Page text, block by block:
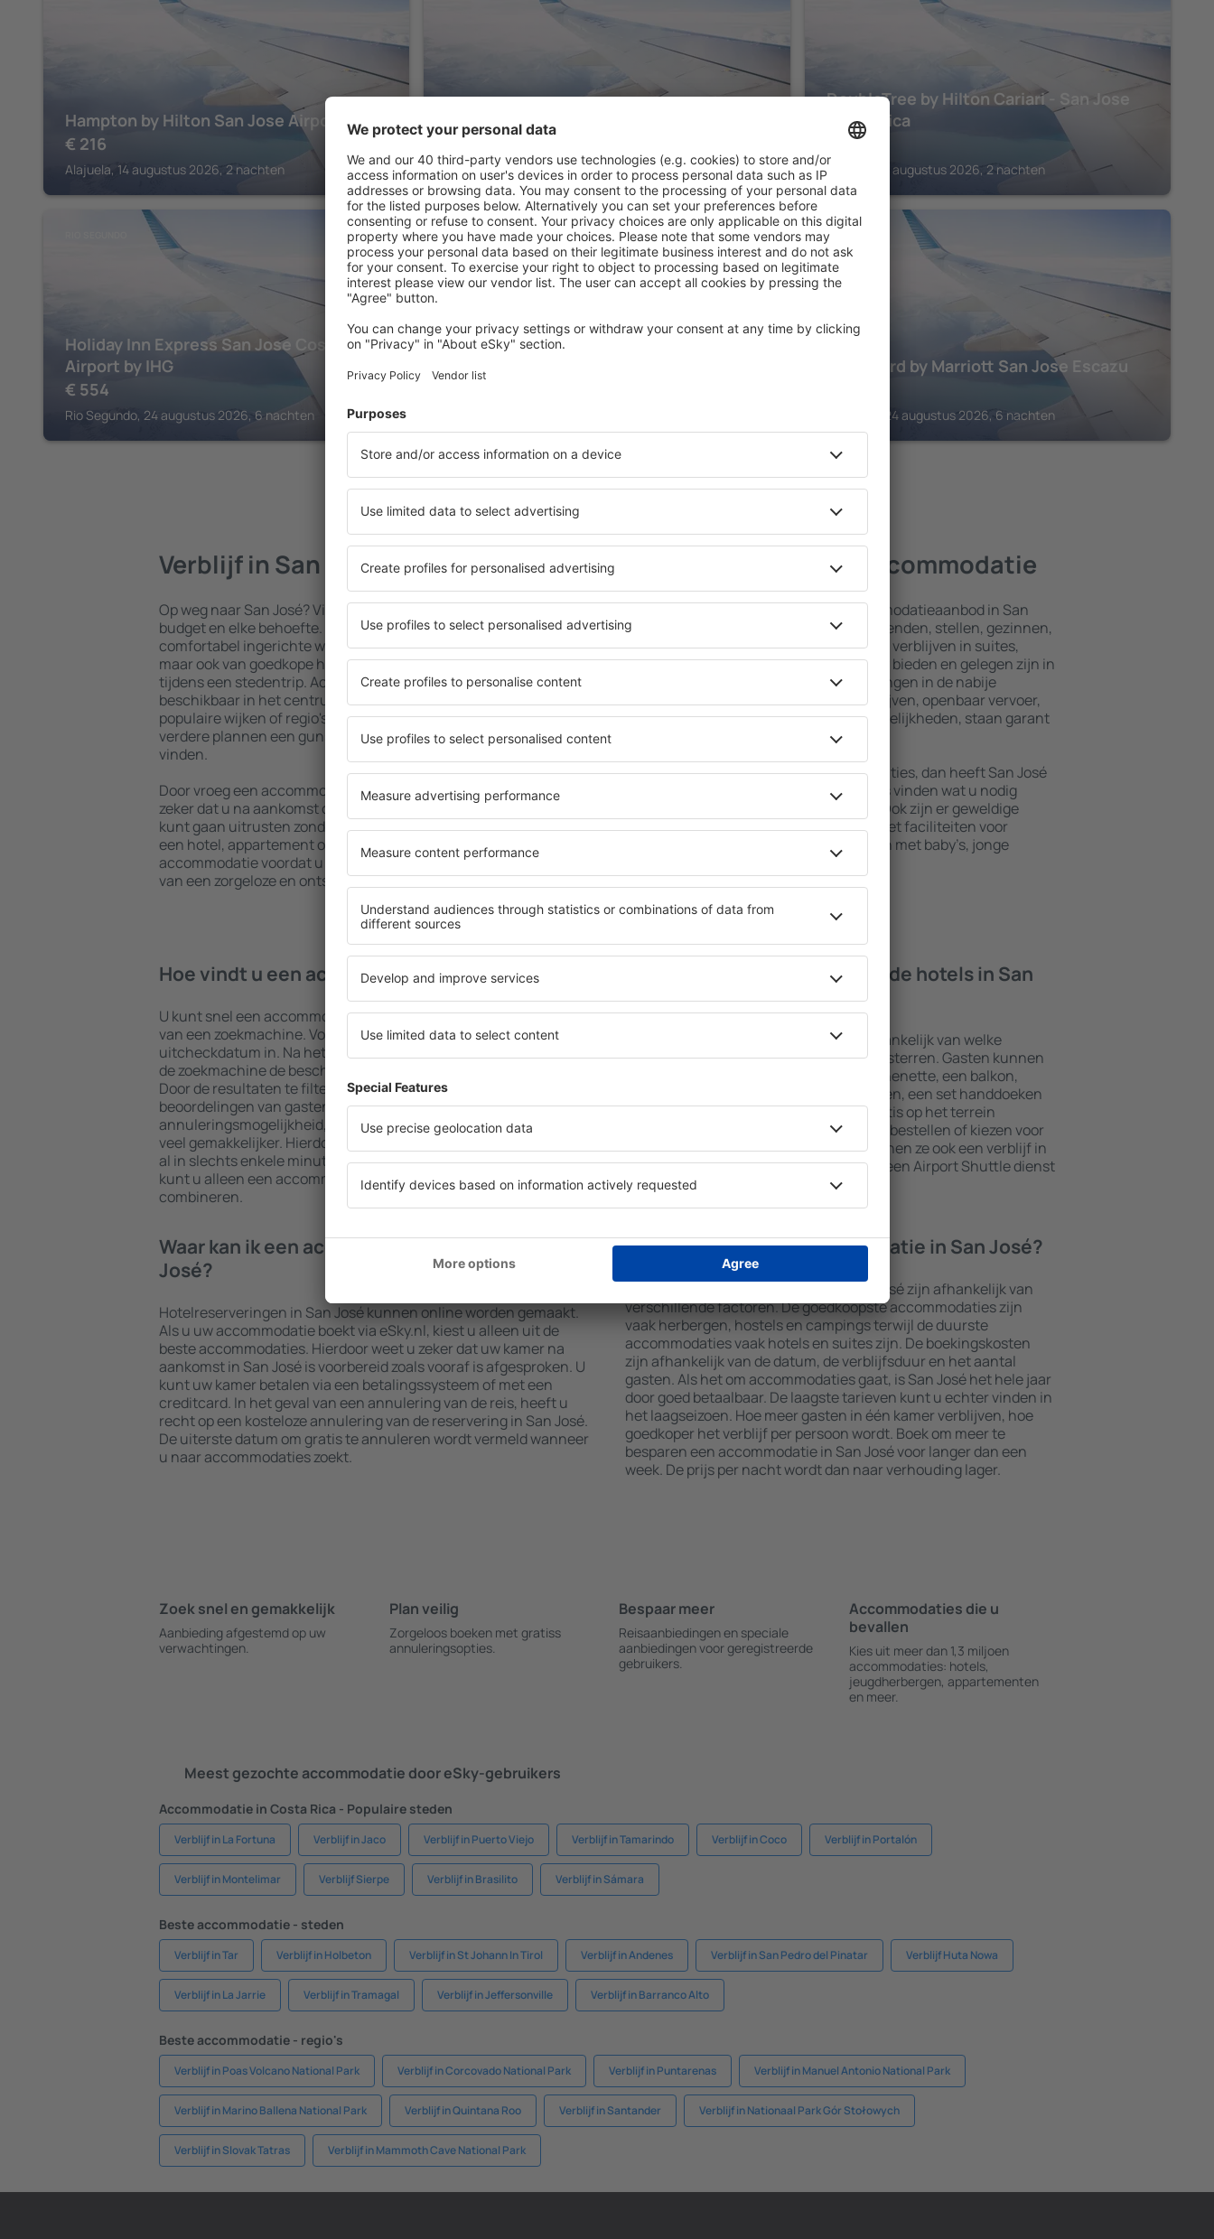
Hampton by Hilton San Jose Airport
€ 216
Alajuela, 14 augustus 2026, 2 nachten
Sheraton San Jose Hotel, Costa Rica
164
San José, 14 augustus 2026, 2 nachten
DoubleTree by Hilton Cariari - San Jose
Costa Rica
262
Heredia, 14 augustus 2026, 2 nachten
Holiday Inn Express San Jose Costa Rica
Airport by IHG
€ 554
Rio Segundo, 24 augustus 2026, 6 nachten
SAN JOSÉ
Barceló San José
SAN JOSÉ
Courtyard by Marriott San Jose Escazu
San José, 24 augustus 2026, 6 nachten
Bekijk meer aanbiedingen in San José
Verblijf in San José
Op weg naar San José? Vind een accommodatie geschikt voor elk
budget en elke behoefte. U kunt gebruik maken van ruim,
comfortabel ingerichte woningen met tal van voorzieningen
maar ook van goedkope hostels om meerdere dagen te verblijven
tijdens een stedentrip. Accommodaties in San José zijn
beschikbaar in het centrum, vlakbij de luchthaven en in minder
populaire wijken of regio's. Hierdoor kunt u afhankelijk van uw
verdere plannen een gunstig gelegen accommodatie in San José
vinden.
Door vroeg een accommodatie in San José te boeken, weet u
zeker dat u na aankomst op uw bestemming, met een gerust hart
kunt gaan uitrusten zonder dat u nog op zoek hoeft te gaan naar
een hotel, appartement of andere accommodatie. Boek uw
accommodatie voordat u San José bezoekt en geniet hierdoor
van een zorgeloze en ontspannen sfeer tijdens uw reis.
San José - de beste accommodatie
U kunt kiezen uit een uitgebreid accommodatieaanbod in San
José, inclusief woningen voor alleenreizenden, stellen, gezinnen,
senioren en groepen. Bezoekers kunnen verblijven in suites,
hotels en pensions die maximale privacy bieden en gelegen zijn in
het centrum van San José. De voorzieningen in de nabije
omgeving, waaronder autoverhuurbedrijven, openbaar vervoer,
winkels, servicepunten en recreatiemogelijkheden, staan garant
Als u op zoek bent naar luxe accommodaties, dan heeft San José
u veel te bieden. In deze stad kunt u alles vinden wat u nodig
heeft tijdens uw vakantie of zakenreis. Ook zijn er geweldige
accommodaties in San José te vinden met faciliteiten voor
gehandicapten en voor gasten die reizen met baby’s, jonge
Hoe vindt u een accommodatie in San José?
U kunt snel een accommodatie in San José vinden met behulp
van een zoekmachine. Voer uw bestemming en in- en
uitcheckdatum in. Na het kiezen van het aantal reizigers, toont
de zoekmachine de beschikbare accommodaties in San José.
Door de resultaten te filteren op type faciliteit, het aantal sterren,
beoordelingen van gasten, afstand tot het centrum en gratis
annuleringsmogelijkheid, wordt het zoeken naar accommodaties
veel gemakkelijker. Hierdoor kunt u uw accommodatie in San José
al in slechts enkele minuten vinden. Afhankelijk van uw wensen
kunt u alleen een accommodatie boeken of een vlucht + hotel
combineren.
Welke voorzieningen bieden de hotels in San
José?
Hotelvoorzieningen in San José zijn afhankelijk van welke
accommodatie geboekt is en het aantal sterren. Gasten kunnen
gebruikmaken van kamers met een kitchenette, een balkon,
airconditioning, koffie- en theefaciliteiten, een set handdoeken
en internettoegang. Gasten kunnen gratis op het terrein
parkeren, een maaltijd in het restaurant bestellen of kiezen voor
een hotel met zwembad. Daarnaast kunnen ze ook een verblijf in
San José boeken in accommodaties die een Airport Shuttle dienst
aanbieden.
Waar kan ik een accommodatie boeken in San
José?
Hotelreserveringen in San José kunnen online worden gemaakt.
Als u uw accommodatie boekt via eSky.nl, kiest u alleen uit de
beste accommodaties. Hierdoor weet u zeker dat uw kamer na
aankomst in San José is voorbereid zoals vooraf is afgesproken. U
kunt uw kamer betalen via een betalingssysteem of met een
creditcard. In het geval van een annulering van de reis, heeft u
recht op een kosteloze annulering van de reservering in San José.
De uiterste datum om gratis te annuleren wordt vermeld wanneer
u naar accommodaties zoekt.
Hoeveel kost een accommodatie in San José?
De kosten van accommodaties in San José zijn afhankelijk van
verschillende factoren. De goedkoopste accommodaties zijn
vaak herbergen, hostels en campings terwijl de duurste
accommodaties vaak hotels en suites zijn. De boekingskosten
zijn afhankelijk van de datum, de verblijfsduur en het aantal
gasten. Als het om accommodaties gaat, is San José het hele jaar
door goed betaalbaar. De laagste tarieven kunt u echter vinden in
het laagseizoen. Hoe meer gasten in één kamer verblijven, hoe
goedkoper het verblijf per persoon wordt. Boek om meer te
besparen een accommodatie in San José voor langer dan een
week. De prijs per nacht wordt dan naar verhouding lager.
Zoek snel en gemakkelijk
Aanbieding afgestemd op uw
verwachtingen.
Plan veilig
Zorgeloos boeken met gratiss
annuleringsopties.
Bespaar meer
Reisaanbiedingen en speciale
aanbiedingen voor geregistreerde
gebruikers.
Accommodaties die u
bevallen
Kies uit meer dan 1,3 miljoen
accommodaties: hotels,
jeugdherbergen, appartementen
en meer.
Meest gezochte accommodatie door eSky-gebruikers
Accommodatie in Costa Rica - Populaire steden
Verblijf in La Fortuna Verblijf in Jaco Verblijf in Puerto Viejo Verblijf in Tamarindo Verblijf in Coco Verblijf in Portalón
Verblijf in Montelimar Verblijf Sierpe Verblijf in Brasilito Verblijf in Sámara
Beste accommodatie - steden
Verblijf in Tar Verblijf in Holbeton Verblijf in St Johann In Tirol Verblijf in Andenes Verblijf in San Pedro del Pinatar Verblijf Huta Nowa
Verblijf in La Jarrie Verblijf in Tramagal Verblijf in Jeffersonville Verblijf in Barranco Alto
Beste accommodatie - regio's
Verblijf in Poas Volcano National Park Verblijf in Corcovado National Park Verblijf in Puntarenas Verblijf in Manuel Antonio National Park
Verblijf in Marino Ballena National Park Verblijf in Quintana Roo Verblijf in Santander Verblijf in Nationaal Park Gór Stołowych
Verblijf in Slovak Tatras Verblijf in Mammoth Cave National Park